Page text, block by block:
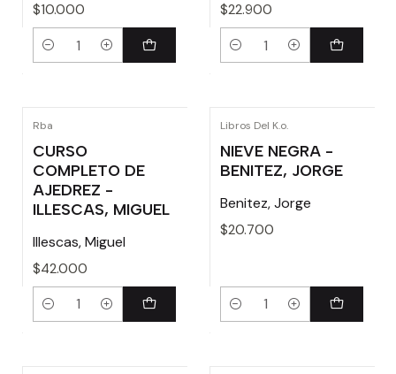
$10.000
Cantidad
$22.900
Cantidad
Rba
CURSO
COMPLETO DE
AJEDREZ -
ILLESCAS, MIGUEL
Illescas, Miguel
$42.000
Cantidad
Libros Del K.o.
NIEVE NEGRA -
BENITEZ, JORGE
Benitez, Jorge
$20.700
Cantidad